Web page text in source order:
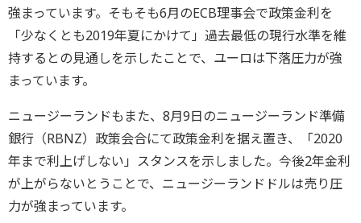
強まっています。そもそも6月のECB理事会で政策金利を
「少なくとも2019年夏にかけて」過去最低の現行水準を維
持するとの見通しを示したことで、ユーロは下落圧力が強
まっています。
ニュージーランドもまた、8月9日のニュージーランド準備
銀行（RBNZ）政策会合にて政策金利を据え置き、「2020
年まで利上げしない」スタンスを示しました。今後2年金利
が上がらないとうことで、ニュージーランドドルは売り圧
力が強まっています。